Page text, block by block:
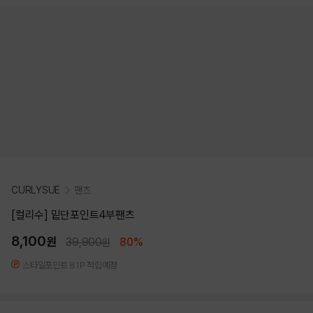
CURLYSUE 팬츠
[컬리수] 밑단포인트4부팬츠
8,100원 39,900원 80%
스타일포인트 81P 적립예정